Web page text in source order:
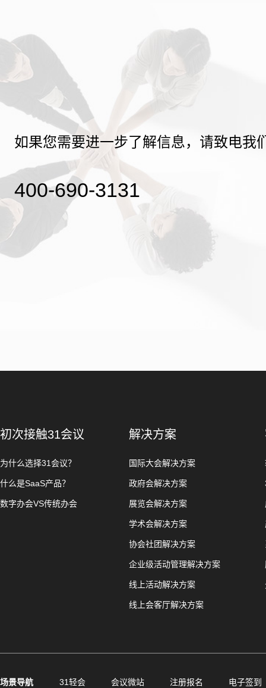
如果您需要进一步了解信息，请致电我
400-690-3131
初次接触31会议
为什么选择31会议？
什么是SaaS产品？
数字办会VS传统办会
解决方案
国际大会解决方案
政府会解决方案
展览会解决方案
学术会解决方案
协会社团解决方案
企业级活动管理解决方案
线上活动解决方案
线上会客厅解决方案
场景导航 31轻会 会议微站 注册报名 电子签到